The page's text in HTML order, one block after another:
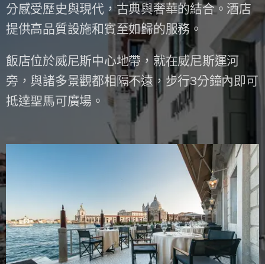
分感受歷史與現代，古典與奢華的結合。酒店
提供高品質設施和賓至如歸的服務。
飯店位於威尼斯中心地帶，就在威尼斯運河
旁，與諸多景觀都相隔不遠，步行3分鐘內即可
抵達聖馬可廣場。